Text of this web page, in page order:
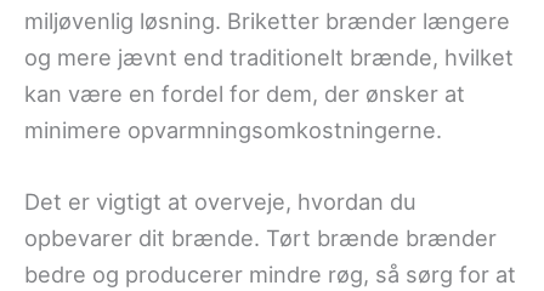
miljøvenlig løsning. Briketter brænder længere
og mere jævnt end traditionelt brænde, hvilket
kan være en fordel for dem, der ønsker at
minimere opvarmningsomkostningerne.
Det er vigtigt at overveje, hvordan du
opbevarer dit brænde. Tørt brænde brænder
bedre og producerer mindre røg, så sørg for at